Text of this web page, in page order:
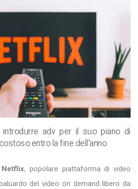
adv per il suo piano di
entro la fine dell’anno
Netflix, popolare piattaforma di video
del video on demand libero da